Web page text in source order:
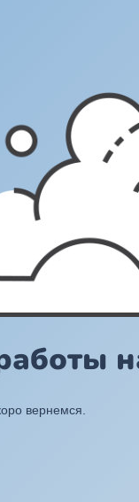
вернемся.